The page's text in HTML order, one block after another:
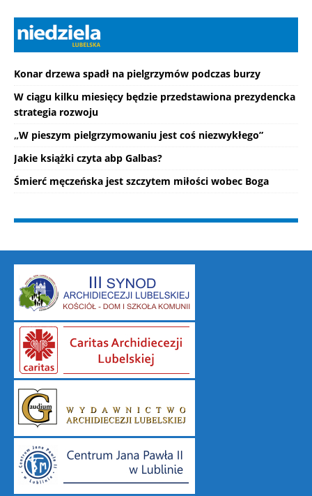
Konar drzewa spadł na pielgrzymów podczas burzy
W ciągu kilku miesięcy będzie przedstawiona prezydencka
strategia rozwoju
„W pieszym pielgrzymowaniu jest coś niezwykłego”
Jakie książki czyta abp Galbas?
Śmierć męczeńska jest szczytem miłości wobec Boga